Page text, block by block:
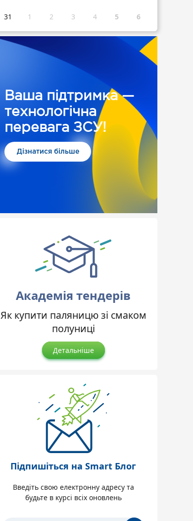
31 1 2 3 4 5 6
Ваша підтримка —
технологічна
перевага ЗСУ!
Дізнатися більше
Академія тендерів
Як купити паляницю зі смаком
полуниці
Детальніше
Підпишіться на Smart Блог
Введіть свою електронну адресу та
будьте в курсі всіх оновлень